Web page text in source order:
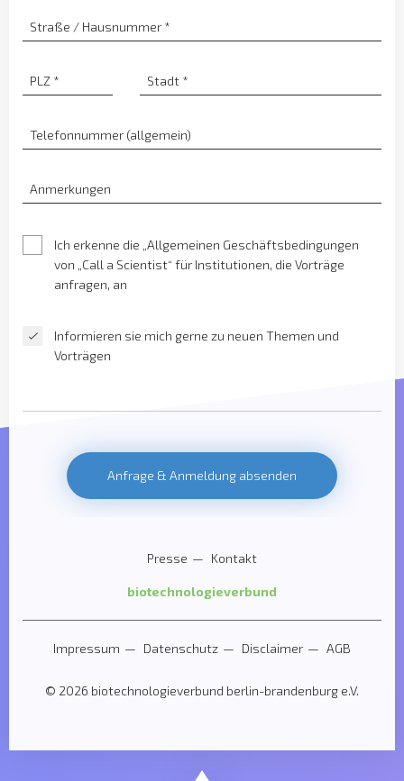
Straße / Hausnummer *
PLZ * Stadt*
Telefonnummer (allgemein)
Anmerkungen
Ich erkenne die „Allgemeinen Geschäftsbedingungen
von „Call a Scientist“ für Institutionen, die Vorträge
anfragen, an
Informieren sie mich gerne zu neuen Themen und
Vorträgen
Anfrage & Anmeldung absenden
Presse Kontakt
biotechnologieverbund
Impressum Datenschutz Disclaimer AGB
© 2026 biotechnologieverbund berlin-brandenburg e.V.